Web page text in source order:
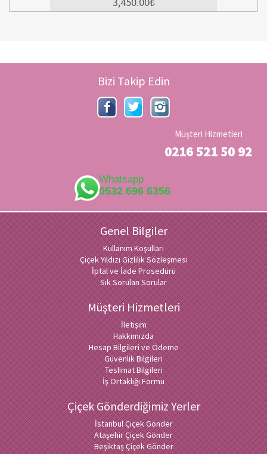
Bizi Takip Edin
Müşteri Hizmetleri
0216 521 50 92
Whatsapp
0532 696 6356
Genel Bilgiler
Kullanım Koşulları
Çiçek Yıldızı Gizlilik Sözleşmesi
İptal ve İade Prosedürü
Sık Sorulan Sorular
Müşteri Hizmetleri
İletişim
Hakkımızda
Hesap Bilgileri ve Ödeme
Güvenlik Bilgileri
Teslimat Bilgileri
İş Ortaklığı Formu
Çiçek Gönderdiğimiz Yerler
İstanbul Çiçek Gönder
Ataşehir Çiçek Gönder
Beşiktaş Çiçek Gönder